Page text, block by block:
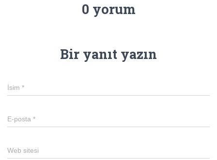
0 yorum
Bir yanıt yazın
İsim *
E-posta *
Web sitesi